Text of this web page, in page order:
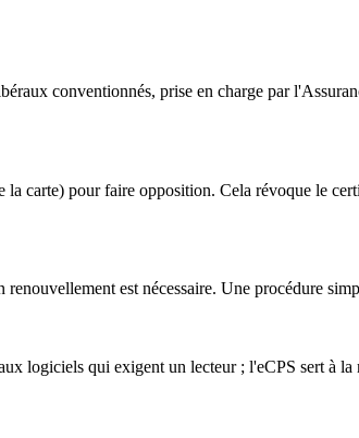
conventionnés, prise en charge par
carte) pour faire opposition. Cela révoque le
est nécessaire. Une procédure
logiciels qui exigent un lecteur ; l'eCPS sert à